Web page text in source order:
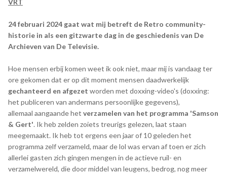
VRT
24 februari 2024 gaat wat mij betreft de Retro community-
historie in als een gitzwarte dag in de geschiedenis van De
Archieven van De Televisie.
Hoe mensen erbij komen weet ik ook niet, maar mij is vandaag ter
ore gekomen dat er op dit moment mensen daadwerkelijk
gechanteerd en afgezet worden met doxxing-video's (doxxing:
het publiceren van andermans persoonlijke gegevens),
allemaal aangaande het verzamelen van het programma 'Samson
& Gert'. Ik heb zelden zoiets treurigs gelezen, laat staan
meegemaakt. Ik heb tot ergens een jaar of 10 geleden het
programma zelf verzameld, maar de lol was ervan af toen er zich
allerlei gasten zich gingen mengen in de actieve ruil- en
verzamelwereld, die door middel van leugens, bedrog, nog meer